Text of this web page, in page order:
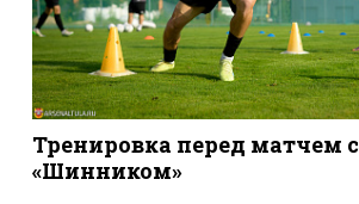
Тренировка перед матчем с
«Шинником»